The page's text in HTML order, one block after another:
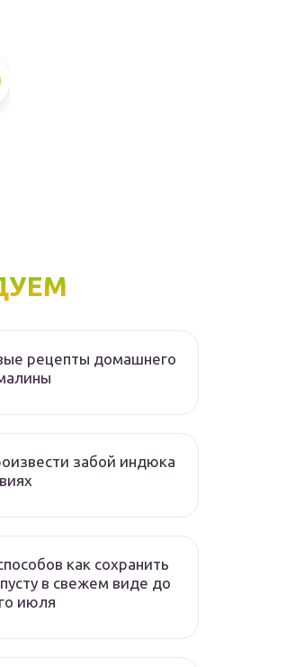
рецепты домашнего
забой индюка
как сохранить
в свежем виде до
июля